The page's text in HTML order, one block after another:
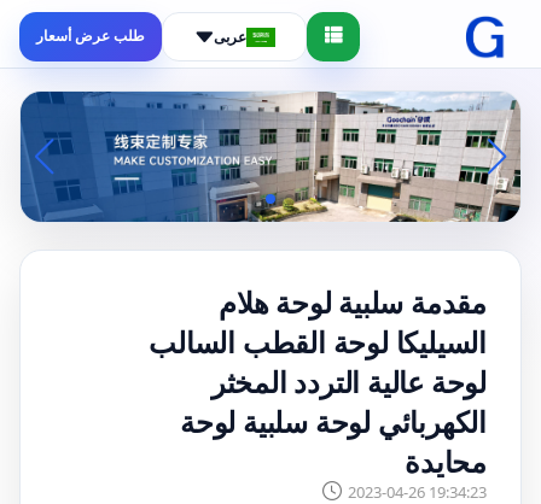
عربى طلب عرض أسعار
مقدمة سلبية لوحة هلام
السيليكا لوحة القطب السالب
لوحة عالية التردد المخثر
الكهربائي لوحة سلبية لوحة
محايدة
2023-04-26 19:34:23